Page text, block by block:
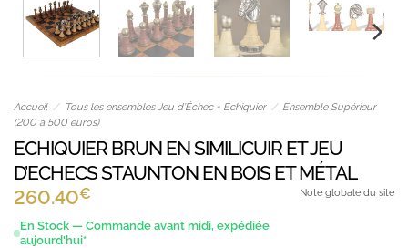
Accueil / Tous les ensembles Jeu d’Échec + Échiquier / Ensemble Supérieur
(200 à 500 euros)
ECHIQUIER BRUN EN SIMILICUIR ET JEU
D’ECHECS STAUNTON EN BOIS ET MÉTAL
260.40€
En Stock — Commande avant midi, expédiée
aujourd'hui*
Note globale du site